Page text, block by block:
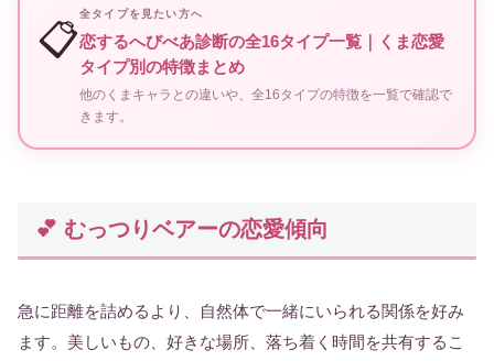
📋
全タイプを見たい方へ
恋するへびべあ診断の全16タイプ一覧｜くま恋愛
タイプ別の特徴まとめ
他のくまキャラとの違いや、全16タイプの特徴を一覧で確認で
きます。
💕 むっつりベアーの恋愛傾向
急に距離を詰めるより、自然体で一緒にいられる関係を好み
ます。美しいもの、好きな場所、落ち着く時間を共有するこ